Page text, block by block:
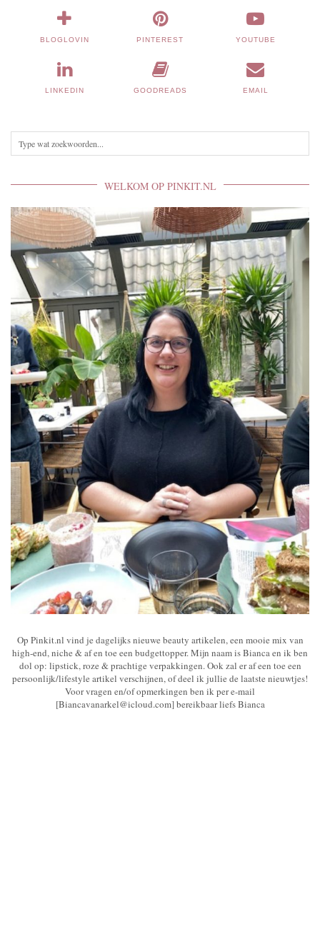
BLOGLOVIN PINTEREST YOUTUBE
LINKEDIN GOODREADS EMAIL
WELKOM OP PINKIT.NL
Op Pinkit.nl vind je dagelijks nieuwe beauty artikelen, een mooie mix van
high-end, niche & af en toe een budgettopper. Mijn naam is Bianca en ik ben
dol op: lipstick, roze & prachtige verpakkingen. Ook zal er af een toe een
persoonlijk/lifestyle artikel verschijnen, of deel ik jullie de laatste nieuwtjes!
Voor vragen en/of opmerkingen ben ik per e-mail
[Biancavanarkel@icloud.com] bereikbaar liefs Bianca